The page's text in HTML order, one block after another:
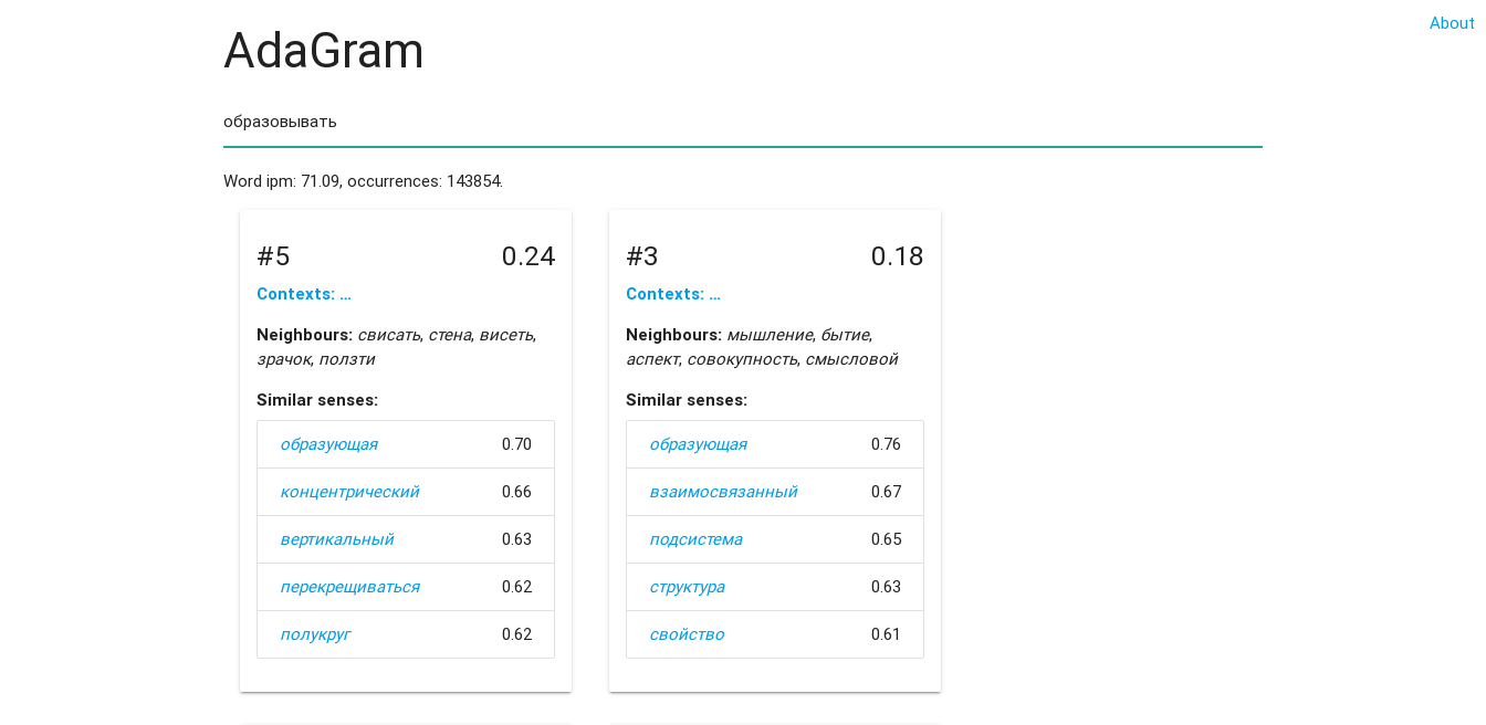
About
AdaGram
Word ipm: 71.09, occurrences: 143854.
#5 0.24
Contexts: …
Neighbours: свисать, стена, висеть,
зрачок, ползти
Similar senses:
образующая 0.70
концентрический 0.66
вертикальный 0.63
перекрещиваться 0.62
полукруг 0.62
#3 0.18
Contexts: …
Neighbours: мышление, бытие,
аспект, совокупность, смысловой
Similar senses:
образующая 0.76
взаимосвязанный 0.67
подсистема 0.65
структура 0.63
свойство 0.61